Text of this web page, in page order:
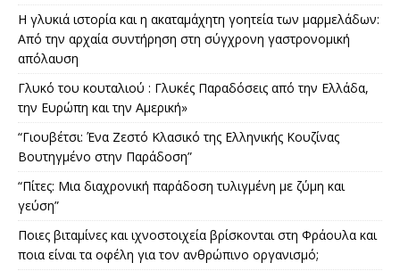
Η γλυκιά ιστορία και η ακαταμάχητη γοητεία των μαρμελάδων:
Από την αρχαία συντήρηση στη σύγχρονη γαστρονομική
απόλαυση
Γλυκό του κουταλιού : Γλυκές Παραδόσεις από την Ελλάδα,
την Ευρώπη και την Αμερική»
“Γιουβέτσι: Ένα Ζεστό Κλασικό της Ελληνικής Κουζίνας
Βουτηγμένο στην Παράδοση”
“Πίτες: Μια διαχρονική παράδοση τυλιγμένη με ζύμη και
γεύση”
Ποιες βιταμίνες και ιχνοστοιχεία βρίσκονται στη Φράουλα και
ποια είναι τα οφέλη για τον ανθρώπινο οργανισμό;